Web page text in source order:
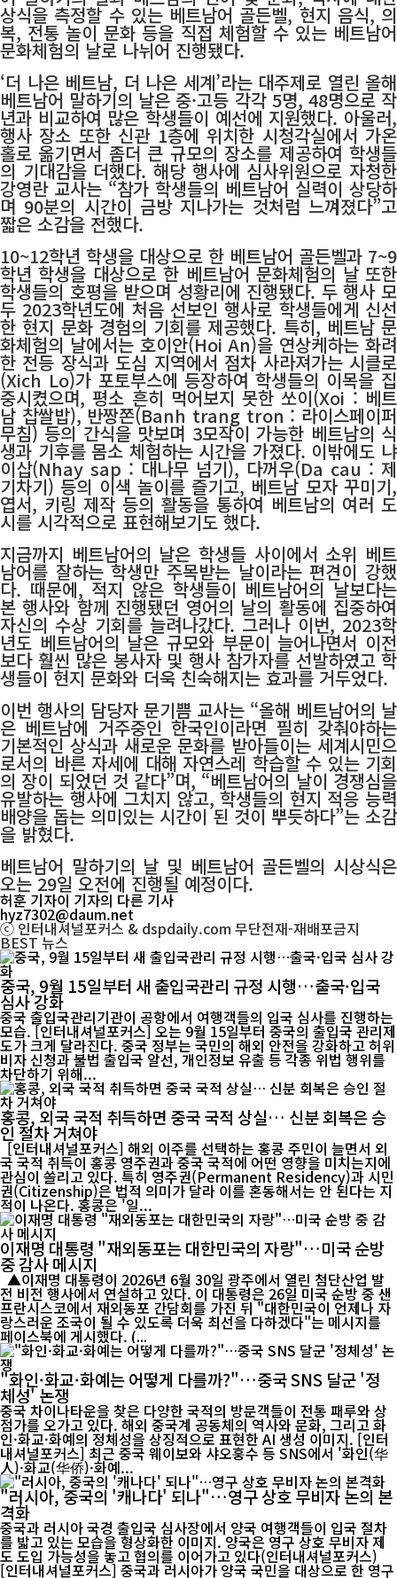
상식을 측정할 수 있는 베트남어 골든벨, 현지 음식, 의
복, 전통 놀이 문화 등을 직접 체험할 수 있는 베트남어
문화체험의 날로 나뉘어 진행됐다.
‘더 나은 베트남, 더 나은 세계’라는 대주제로 열린 올해
베트남어 말하기의 날은 중·고등 각각 5명, 48명으로 작
년과 비교하여 많은 학생들이 예선에 지원했다. 아울러,
행사 장소 또한 신관 1층에 위치한 시청각실에서 가온
홀로 옮기면서 좀더 큰 규모의 장소를 제공하여 학생들
의 기대감을 더했다. 해당 행사에 심사위원으로 자청한
강영란 교사는 “참가 학생들의 베트남어 실력이 상당하
며 90분의 시간이 금방 지나가는 것처럼 느껴졌다”고
짧은 소감을 전했다.
10~12학년 학생을 대상으로 한 베트남어 골든벨과 7~9
학년 학생을 대상으로 한 베트남어 문화체험의 날 또한
학생들의 호평을 받으며 성황리에 진행됐다. 두 행사 모
두 2023학년도에 처음 선보인 행사로 학생들에게 신선
한 현지 문화 경험의 기회를 제공했다. 특히, 베트남 문
화체험의 날에서는 호이안(Hoi An)을 연상케하는 화려
한 전등 장식과 도심 지역에서 점차 사라져가는 시클로
(Xich Lo)가 포토부스에 등장하여 학생들의 이목을 집
중시켰으며, 평소 흔히 먹어보지 못한 쏘이(Xoi : 베트
남 찹쌀밥), 반짱쫀(Banh trang tron : 라이스페이퍼
무침) 등의 간식을 맛보며 3모작이 가능한 베트남의 식
생과 기후를 몸소 체험하는 시간을 가졌다. 이밖에도 냐
이삽(Nhay sap : 대나무 넘기), 다꺼우(Da cau : 제
기차기) 등의 이색 놀이를 즐기고, 베트남 모자 꾸미기,
엽서, 키링 제작 등의 활동을 통하여 베트남의 여러 도
시를 시각적으로 표현해보기도 했다.
지금까지 베트남어의 날은 학생들 사이에서 소위 베트
남어를 잘하는 학생만 주목받는 날이라는 편견이 강했
다. 때문에, 적지 않은 학생들이 베트남어의 날보다는
본 행사와 함께 진행됐던 영어의 날의 활동에 집중하여
자신의 수상 기회를 늘려나갔다. 그러나 이번, 2023학
년도 베트남어의 날은 규모와 부문이 늘어나면서 이전
보다 훨씬 많은 봉사자 및 행사 참가자를 선발하였고 학
생들이 현지 문화와 더욱 친숙해지는 효과를 거두었다.
이번 행사의 담당자 문기쁨 교사는 “올해 베트남어의 날
은 베트남에 거주중인 한국인이라면 필히 갖춰야하는
기본적인 상식과 새로운 문화를 받아들이는 세계시민으
로서의 바른 자세에 대해 자연스레 학습할 수 있는 기회
의 장이 되었던 것 같다”며, “베트남어의 날이 경쟁심을
유발하는 행사에 그치지 않고, 학생들의 현지 적응 능력
배양을 돕는 의미있는 시간이 된 것이 뿌듯하다”는 소감
을 밝혔다.
베트남어 말하기의 날 및 베트남어 골든벨의 시상식은
오는 29일 오전에 진행될 예정이다.
허훈 기자이 기자의 다른 기사
hyz7302@daum.net
ⓒ 인터내셔널포커스 & dspdaily.com 무단전재-재배포금지
BEST뉴스
중국, 9월 15일부터 새 출입국관리 규정 시행…출국·입국
심사 강화
중국 출입국관리기관이 공항에서 여행객들의 입국 심사를 진행하는
모습. [인터내셔널포커스] 오는 9월 15일부터 중국의 출입국 관리제
도가 크게 달라진다. 중국 정부는 국민의 해외 안전을 강화하고 허위
비자 신청과 불법 출입국 알선, 개인정보 유출 등 각종 위법 행위를
차단하기 위해...
홍콩, 외국 국적 취득하면 중국 국적 상실… 신분 회복은 승
인 절차 거쳐야
[인터내셔널포커스] 해외 이주를 선택하는 홍콩 주민이 늘면서 외
국 국적 취득이 홍콩 영주권과 중국 국적에 어떤 영향을 미치는지에
관심이 쏠리고 있다. 특히 영주권(Permanent Residency)과 시민
권(Citizenship)은 법적 의미가 달라 이를 혼동해서는 안 된다는 지
적이 나온다. 홍콩은 '일...
이재명 대통령 "재외동포는 대한민국의 자랑"…미국 순방
중 감사 메시지
▲이재명 대통령이 2026년 6월 30일 광주에서 열린 첨단산업 발
전 비전 행사에서 연설하고 있다. 이 대통령은 26일 미국 순방 중 샌
프란시스코에서 재외동포 간담회를 가진 뒤 "대한민국이 언제나 자
랑스러운 조국이 될 수 있도록 더욱 최선을 다하겠다"는 메시지를
페이스북에 게시했다. (...
"화인·화교·화예는 어떻게 다를까?"…중국 SNS 달군 '정
체성' 논쟁
중국 차이나타운을 찾은 다양한 국적의 방문객들이 전통 패루와 상
점가를 오가고 있다. 해외 중국계 공동체의 역사와 문화, 그리고 화
인·화교·화예의 정체성을 상징적으로 표현한 AI 생성 이미지. [인터
내셔널포커스] 최근 중국 웨이보와 샤오훙수 등 SNS에서 '화인(华
人)·화교(华侨)·화예...
"러시아, 중국의 '캐나다' 되나"…영구 상호 무비자 논의 본
격화
중국과 러시아 국경 출입국 심사장에서 양국 여행객들이 입국 절차
를 밟고 있는 모습을 형상화한 이미지. 양국은 영구 상호 무비자 제
도 도입 가능성을 놓고 협의를 이어가고 있다(인터내셔널포커스)
[인터내셔널포커스] 중국과 러시아가 양국 국민을 대상으로 한 영구